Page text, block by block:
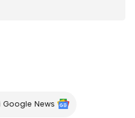
Google News